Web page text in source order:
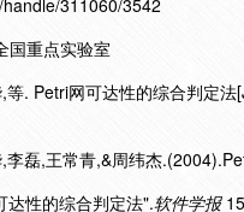
311060/3542
国重点实验室
等. Petri网可达性的综合判定
李磊,王常青,&周纬杰
达性的综合判定法".软件学报